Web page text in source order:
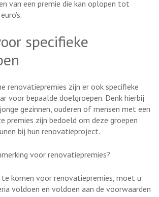
van een premie die kan oplopen tot
specifieke
renovatiepremies zijn er ook specifieke
voor bepaalde doelgroepen. Denk hierbij
gezinnen, ouderen of mensen met een
premies zijn bedoeld om deze groepen
bij hun renovatieproject.
voor renovatiepremies?
te komen voor renovatiepremies, moet u
voldoen en voldoen aan de voorwaarden